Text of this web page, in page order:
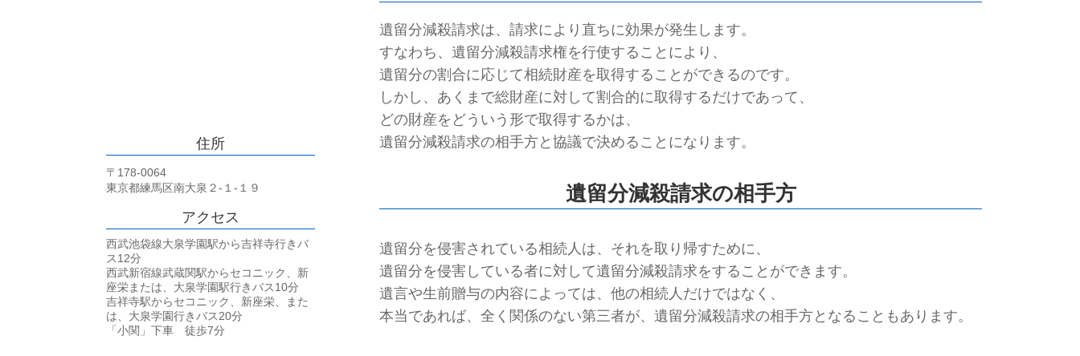
遺留分減殺請求は、請求により直ちに効果が発生します。
すなわち、遺留分減殺請求権を行使することにより、
遺留分の割合に応じて相続財産を取得することができるのです。
しかし、あくまで総財産に対して割合的に取得するだけであって、
どの財産をどういう形で取得するかは、
遺留分減殺請求の相手方と協議で決めることになります。
遺留分減殺請求の相手方
遺留分を侵害されている相続人は、それを取り帰すために、
遺留分を侵害している者に対して遺留分減殺請求をすることができます。
遺言や生前贈与の内容によっては、他の相続人だけではなく、
本当であれば、全く関係のない第三者が、遺留分減殺請求の相手方となることもあります。
住所
〒178-0064
東京都練馬区南大泉２-１-１９
アクセス
西武池袋線大泉学園駅から吉祥寺行きバ
ス12分
西武新宿線武蔵関駅からセコニック、新
座栄または、大泉学園駅行きバス10分
吉祥寺駅からセコニック、新座栄、また
は、大泉学園行きバス20分
「小関」下車 徒歩7分